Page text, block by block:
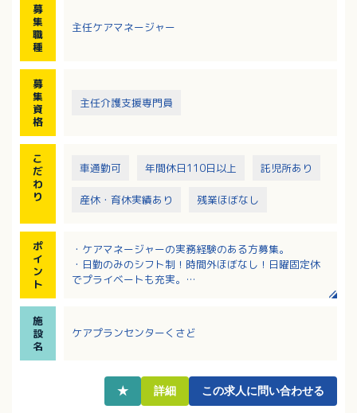
募
集
職
種
主任ケアマネージャー
募
集
資
格
主任介護支援専門員
こ
だ
わ
り
車通勤可 年間休日110日以上 託児所あり
産休・育休実績あり 残業ほぼなし
ポ
イ
ン
ト
・ケアマネージャーの実務経験のある方募集。
・日勤のみのシフト制！時間外ほぼなし！日曜固定休
でプライベートも充実。
・定年65歳！長く働きたい方におすすめの職場です。
・幅広い世代の方々が活躍中
施
設
名
ケアプランセンターくさど
★ 詳細 この求人に問い合わせる